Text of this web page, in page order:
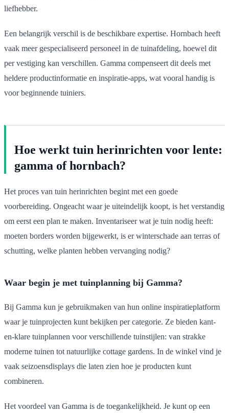
liefhebber.
Een belangrijk verschil is de beschikbare expertise. Hornbach heeft
vaak meer gespecialiseerd personeel in de tuinafdeling, hoewel dit
per vestiging kan verschillen. Gamma compenseert dit deels met
heldere productinformatie en inspiratie-apps, wat vooral handig is
voor beginnende tuiniers.
Hoe werkt tuin herinrichten voor lente:
gamma of hornbach?
Het proces van tuin herinrichten begint met een goede
voorbereiding. Ongeacht waar je uiteindelijk koopt, is het verstandig
om eerst een plan te maken. Inventariseer wat je tuin nodig heeft:
moeten borders worden bijgewerkt, is er winterschade aan terras of
schutting, welke planten hebben vervanging nodig?
Waar begin je met tuinplanning bij Gamma?
Bij Gamma kun je gebruikmaken van hun online inspiratieplatform
waar je tuinprojecten kunt bekijken per categorie. Ze bieden kant-
en-klare tuinplannen voor verschillende tuinstijlen: van strakke
moderne tuinen tot natuurlijke cottage gardens. In de winkel vind je
vaak seizoensdisplays die laten zien hoe je producten kunt
combineren.
Het voordeel van Gamma is de toegankelijkheid. Je kunt op een